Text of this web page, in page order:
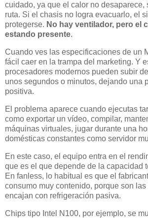
cuidado, ya que el calor no desaparece,
ruta. Si el chasis no logra evacuarlo, el
protegerse. No hay ventilador, pero el
estando presente.
Cuando ves las especificaciones de un
fácil caer en la trampa del marketing. Y
procesadores modernos pueden subir
unos segundos o minutos, dejando una
positiva.
El problema aparece cuando ejecutas
como exportar un vídeo, compilar,
máquinas virtuales, jugar durante una
domésticas constantes como servidor
En este caso, el equipo entra en el
que es el que depende de la capacidad
En fanless, lo habitual es que el
consumo muy contenido, porque son
encajan con refrigeración pasiva.
Chips tipo Intel N100, por ejemplo, se